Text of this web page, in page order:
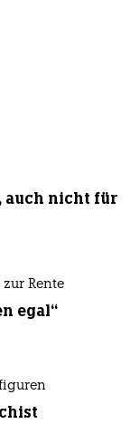
auch nicht für
Rente
egal“